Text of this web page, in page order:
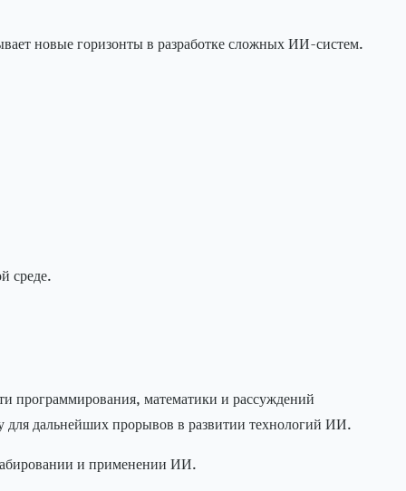
новые горизонты в разработке сложных ИИ-систем.
среде.
программирования, математики и рассуждений
дальнейших прорывов в развитии технологий ИИ.
и применении ИИ.